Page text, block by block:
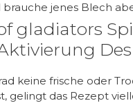
brauche jenes Blech
gladiators
keine frische oder
gelingt das Rezept